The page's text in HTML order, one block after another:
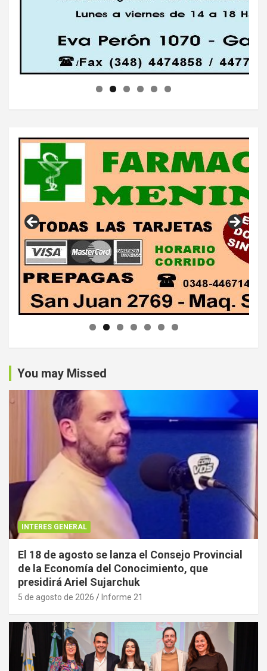
You may Missed
INTERES GENERAL
El 18 de agosto se lanza el Consejo Provincial
de la Economía del Conocimiento, que
presidirá Ariel Sujarchuk
5 de agosto de 2026 Informe 21